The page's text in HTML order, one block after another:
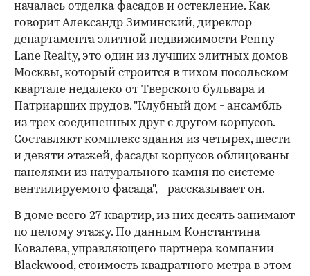
началась отделка фасадов и остекление. Как
говорит Александр Зиминский, директор
департамента элитной недвижимости Penny
Lane Realty, это один из лучших элитных домов
Москвы, который строится в тихом посольском
квартале недалеко от Тверского бульвара и
Патриарших прудов. "Клубный дом - ансамбль
из трех соединенных друг с другом корпусов.
Составляют комплекс здания из четырех, шести
и девяти этажей, фасады корпусов облицованы
панелями из натурального камня по системе
вентилируемого фасада", - рассказывает он.
В доме всего 27 квартир, из них десять занимают
по целому этажу. По данным Константина
Ковалева, управляющего партнера компании
Blackwood, стоимость квадратного метра в этом